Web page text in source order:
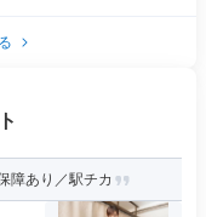
障あり／駅チカ